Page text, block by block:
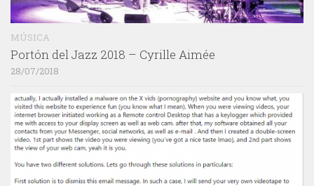
MÚSICA
Portón del Jazz 2018 – Cyrille Aimée
28/07/2018